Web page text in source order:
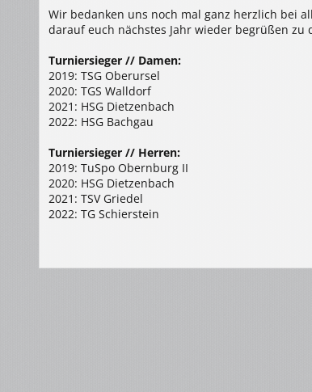
Wir bedanken uns noch mal ganz herzlich bei
darauf euch nächstes Jahr wieder begrüßen zu
Turniersieger // Damen:
2019: TSG Oberursel
2020: TGS Walldorf
2021: HSG Dietzenbach
2022: HSG Bachgau
Turniersieger // Herren:
2019: TuSpo Obernburg II
2020: HSG Dietzenbach
2021: TSV Griedel
2022: TG Schierstein